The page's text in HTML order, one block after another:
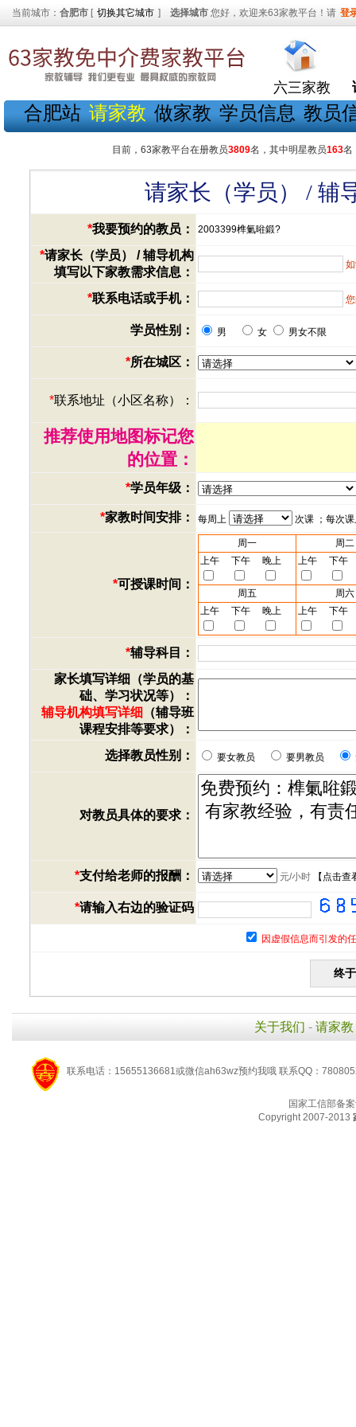
当前城市： 合肥市 [ 切换其它城市 ] 选择城市 您好，欢迎来63家教平台！请 登
六三家教
合肥站 请家教 做家教 学员信息 教员
目前，63家教平台在册教员3809名，其中明星教员163名
请家长（学员） / 辅
*我要预约的教员： 2003399榫氭暀鍛?
*请家长（学员） / 辅导机构
填写以下家教需求信息：
*联系电话或手机：
学员性别： 男 女 男女不限
*所在城区：
*联系地址（小区名称）：
推荐使用地图标记您
的位置：
*学员年级：
*家教时间安排： 每周上 次课 ；每次
*可授课时间：
周一
周二
上午
下午 晚上 上午 下午
周五
周六
上午
下午 晚上 上午 下午
*辅导科目：
家长填写详细（学员的基
础、学习状况等）：
辅导机构填写详细 （辅导班
课程安排等要求）：
选择教员性别：
要女教员 要男教员
对教员具体的要求：
*支付给老师的报酬： 元/小时【 点击查
*请输入右边的验证码
因虚假信息而引发的
关于我们 - 请家教
联系电话：15655136681或微信ah63wz预约我哦 联系QQ：
国家工信部备
Copyright 2007-2013